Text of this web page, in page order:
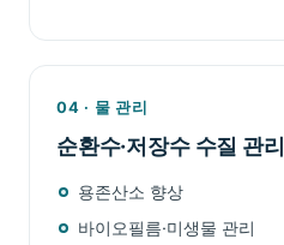
04 · 물 관리
순환수·저장수 수질 관리
용존산소 향상
바이오필름·미생물 관리